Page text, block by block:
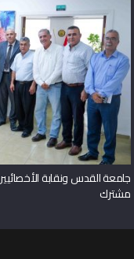
جامعة القدس ونقابة
مشترك